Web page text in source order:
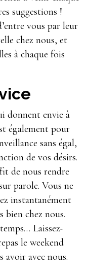
suggestions !
vous par leur
chez nous, et
à chaque fois
donnent envie à
également pour
sans égal,
de vos désirs.
de nous rendre
parole. Vous ne
instantanément
bien chez nous.
Laissez-
le weekend
avoir avec nous.